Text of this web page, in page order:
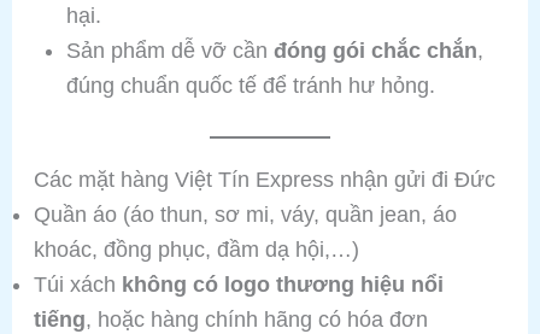
hại.
Sản phẩm dễ vỡ cần đóng gói chắc chắn,
đúng chuẩn quốc tế để tránh hư hỏng.
Các mặt hàng Việt Tín Express nhận gửi đi Đức
Quần áo (áo thun, sơ mi, váy, quần jean, áo
khoác, đồng phục, đầm dạ hội,…)
Túi xách không có logo thương hiệu nổi
tiếng, hoặc hàng chính hãng có hóa đơn